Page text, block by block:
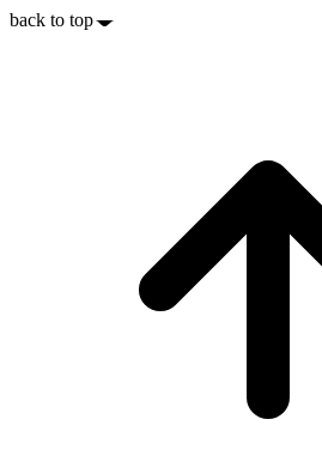
back to top